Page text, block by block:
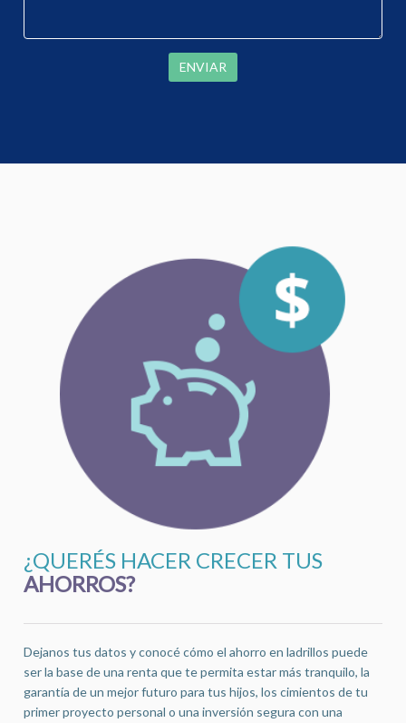
ENVIAR
¿QUERÉS HACER CRECER TUS
AHORROS?
Dejanos tus datos y conocé cómo el ahorro en ladrillos puede
ser la base de una renta que te permita estar más tranquilo, la
garantía de un mejor futuro para tus hijos, los cimientos de tu
primer proyecto personal o una inversión segura con una